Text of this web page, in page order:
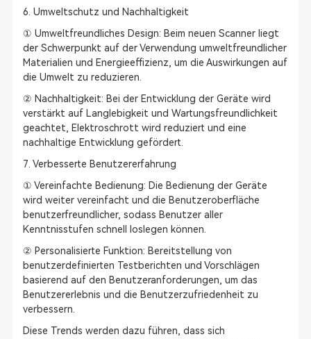
6. Umweltschutz und Nachhaltigkeit
① Umweltfreundliches Design: Beim neuen Scanner liegt
der Schwerpunkt auf der Verwendung umweltfreundlicher
Materialien und Energieeffizienz, um die Auswirkungen auf
die Umwelt zu reduzieren.
② Nachhaltigkeit: Bei der Entwicklung der Geräte wird
verstärkt auf Langlebigkeit und Wartungsfreundlichkeit
geachtet, Elektroschrott wird reduziert und eine
nachhaltige Entwicklung gefördert.
7. Verbesserte Benutzererfahrung
① Vereinfachte Bedienung: Die Bedienung der Geräte
wird weiter vereinfacht und die Benutzeroberfläche
benutzerfreundlicher, sodass Benutzer aller
Kenntnisstufen schnell loslegen können.
② Personalisierte Funktion: Bereitstellung von
benutzerdefinierten Testberichten und Vorschlägen
basierend auf den Benutzeranforderungen, um das
Benutzererlebnis und die Benutzerzufriedenheit zu
verbessern.
Diese Trends werden dazu führen, dass sich